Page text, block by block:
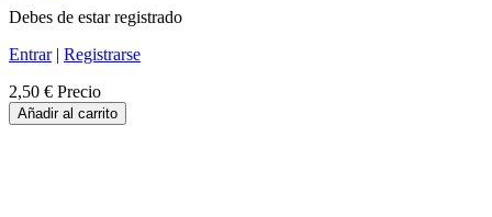
Debes de estar registrado
Entrar| Registrarse
2,50 € Precio
Añadir al carrito